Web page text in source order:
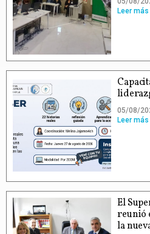
Leer más
05/08/
Leer más
El
reunió
la